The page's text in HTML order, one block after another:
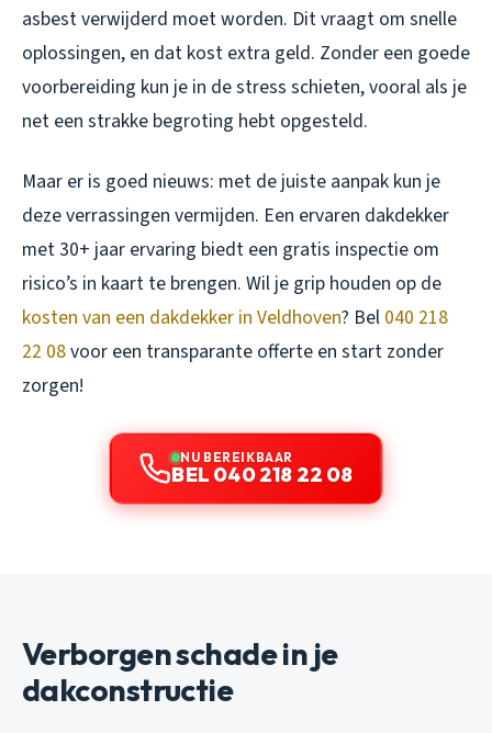
asbest verwijderd moet worden. Dit vraagt om snelle
oplossingen, en dat kost extra geld. Zonder een goede
voorbereiding kun je in de stress schieten, vooral als je
net een strakke begroting hebt opgesteld.
Maar er is goed nieuws: met de juiste aanpak kun je
deze verrassingen vermijden. Een ervaren dakdekker
met 30+ jaar ervaring biedt een gratis inspectie om
risico’s in kaart te brengen. Wil je grip houden op de
kosten van een dakdekker in Veldhoven? Bel 040 218
22 08voor een transparante offerte en start zonder
zorgen!
NU BEREIKBAAR
BEL 040 218 22 08
Verborgen schade in je
dakconstructie